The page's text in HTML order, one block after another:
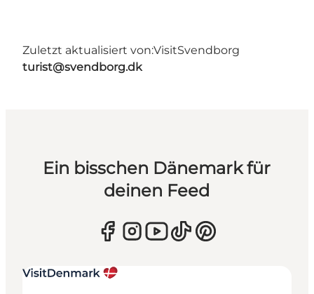
Zuletzt aktualisiert von:VisitSvendborg
turist@svendborg.dk
Ein bisschen Dänemark für
deinen Feed